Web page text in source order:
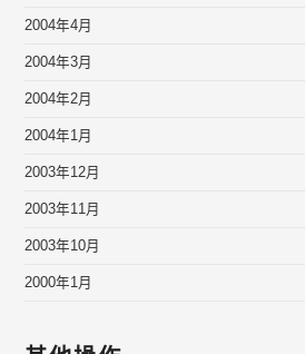
2004年4月
2004年3月
2004年2月
2004年1月
2003年12月
2003年11月
2003年10月
2000年1月